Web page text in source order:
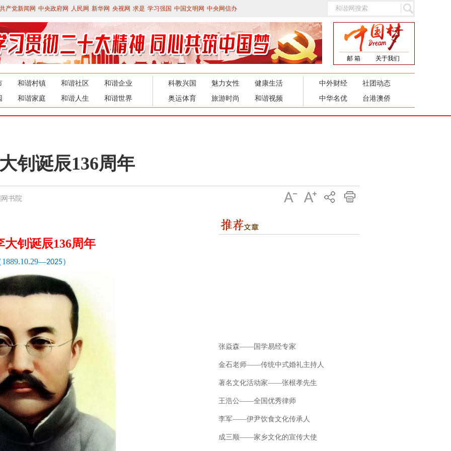
产党新闻网 中央政府网 人民网 新华网 央视网 求是 学习强国 中国文明网 中央网信办
邮 箱 关于我们
和谐村镇 和谐社区
和谐企业
和谐家庭 和谐人生 和谐世界
科教兴国 魅力女性
健康生活
奥运体育
旅游时尚 和谐视频
中外财经
社团动态
中华名优
台港澳侨
钊诞辰136周年
书院
大钊诞辰136周年
1889.10.29—2025）
张焱森——国学易经专家
金石老师——传统中式婚礼主持人
著名文化活动家——张根孝先生
王浩公——全国优秀律师
李军——伊尹饮食文化传承人
成三顺——家乡文化的宣传大使